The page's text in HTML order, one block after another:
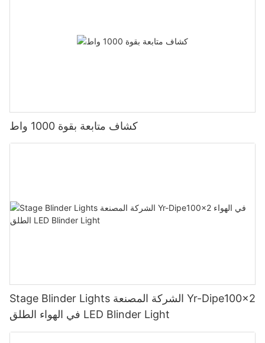
كشاف متابعة بقوة 1000 واط
Stage Blinder Lights الشركة المصنعة Yr-Dipe100x2
في الهواء الطلق LED Blinder Light